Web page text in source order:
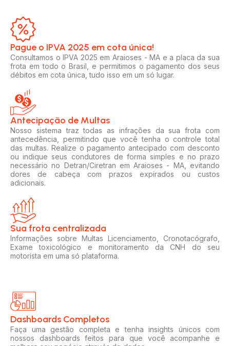
Pague o IPVA 2025 em cota única!​
Consultamos o IPVA 2025 em Araioses - MA e a placa da sua
frota em todo o Brasil, e permitimos o pagamento dos seus
débitos em cota única, tudo isso em um só lugar.
Antecipação de Multas
Nosso sistema traz todas as infrações da sua frota com
antecedência, permitindo que você tenha o controle total
das multas. Realize o pagamento antecipado com desconto
ou indique seus condutores de forma simples e no prazo
necessário no Detran/Ciretran em Araioses - MA, evitando
dores de cabeça com prazos expirados ou custos
adicionais.
Sua frota centralizada​
Informações sobre Multas Licenciamento, Cronotacógrafo,
Exame toxicológico e monitoramento da CNH do seu
motorista em uma só plataforma.
Dashboards Completos​​
Faça uma gestão completa e tenha insights únicos com
nossos dashboards feitos para que você acompanhe e